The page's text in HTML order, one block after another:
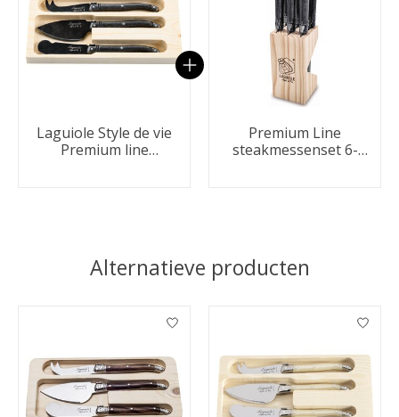
Laguiole Style de vie
Premium line
Premium Line
steakmessenset 6-
Alternatieve producten
Items van productcarrousel